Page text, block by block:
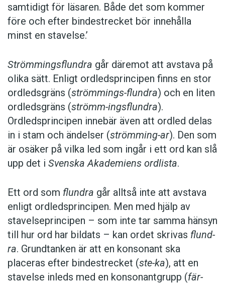
samtidigt för läsaren. Både det som kommer
före och efter bindestrecket bör innehålla
minst en stavelse.’
Strömmingsflundra går däremot att avstava på
olika sätt. Enligt ordledsprincipen finns en stor
ordledsgräns (strömmings-flundra) och en liten
ordledsgräns (strömm-ingsflundra).
Ordledsprincipen innebär även att ordled delas
in i stam och ändelser (strömming-ar). Den som
är osäker på vilka led som ingår i ett ord kan slå
upp det i Svenska Akademiens ordlista.
Ett ord som flundra går alltså inte att avstava
enligt ordledsprincipen. Men med hjälp av
stavelseprincipen – som inte tar samma hänsyn
till hur ord har bildats – kan ordet skrivas flund-
ra. Grundtanken är att en konsonant ska
placeras efter bindestrecket (ste-ka), att en
stavelse inleds med en konsonantgrupp (fär-